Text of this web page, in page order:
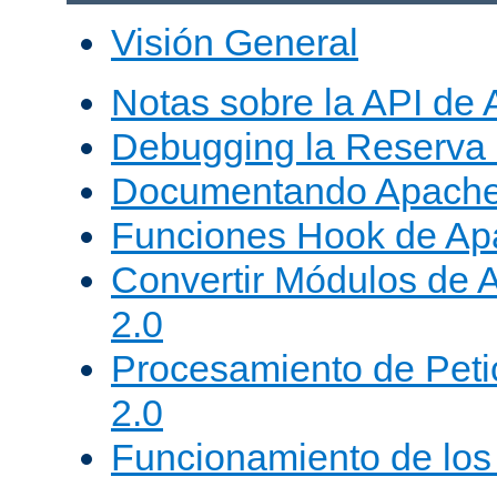
Visión General
Notas sobre la API de
Debugging la
Documentando
Funciones Hook de
Convertir Módulos de
2.0
Procesamiento de
2.0
Funcionamiento de